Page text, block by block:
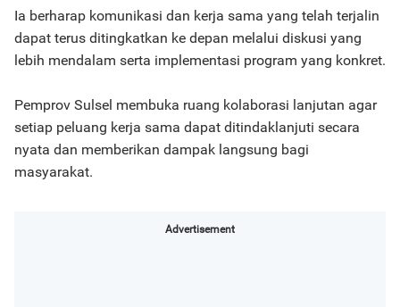
Ia berharap komunikasi dan kerja sama yang telah terjalin
dapat terus ditingkatkan ke depan melalui diskusi yang
lebih mendalam serta implementasi program yang konkret.
Pemprov Sulsel membuka ruang kolaborasi lanjutan agar
setiap peluang kerja sama dapat ditindaklanjuti secara
nyata dan memberikan dampak langsung bagi
masyarakat.
Advertisement